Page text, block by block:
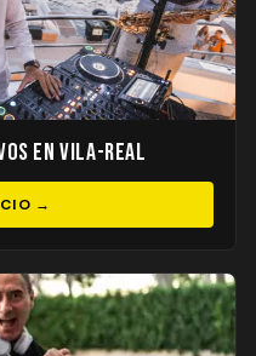
en Vila-real
→